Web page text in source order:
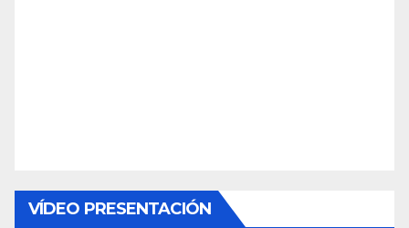
VÍDEO PRESENTACIÓN